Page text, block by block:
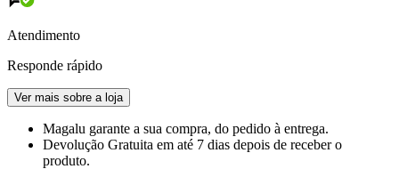
Atendimento
Responde rápido
Ver mais sobre a loja
Magalu garante a sua compra, do pedido à entrega.
Devolução Gratuita em até 7 dias depois de receber o
produto.